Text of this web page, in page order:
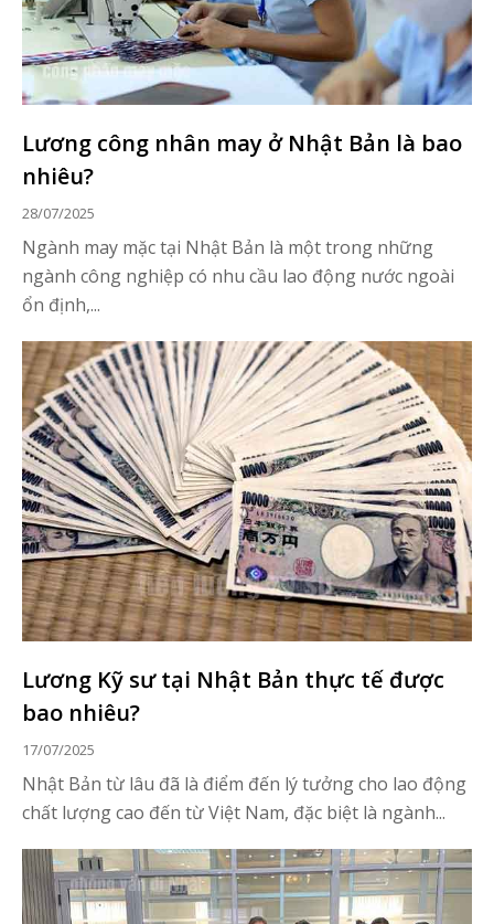
Lương công nhân may ở Nhật Bản là bao
nhiêu?
28/07/2025
Ngành may mặc tại Nhật Bản là một trong những
ngành công nghiệp có nhu cầu lao động nước ngoài
ổn định,...
Lương Kỹ sư tại Nhật Bản thực tế được
bao nhiêu?
17/07/2025
Nhật Bản từ lâu đã là điểm đến lý tưởng cho lao động
chất lượng cao đến từ Việt Nam, đặc biệt là ngành...